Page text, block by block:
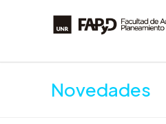
Novedades